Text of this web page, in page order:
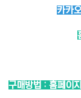
카카
구매방법 : 홈페이